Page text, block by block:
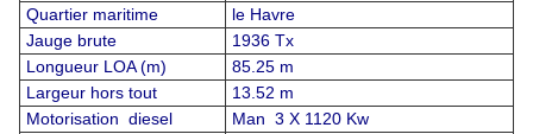
Quartier maritime
le Havre
Jauge brute
1936 Tx
Longueur LOA (m)
85.25 m
Largeur hors tout
13.52 m
Motorisation diesel
Man 3 X 1120 Kw